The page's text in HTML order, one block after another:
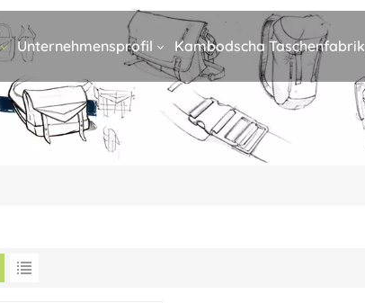
Unternehmensprofil Kambodscha Taschenfabrik